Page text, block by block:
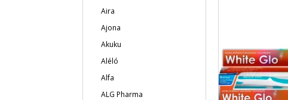
Aira
Ajona
Akuku
Aléló
Alfa
ALG Pharma